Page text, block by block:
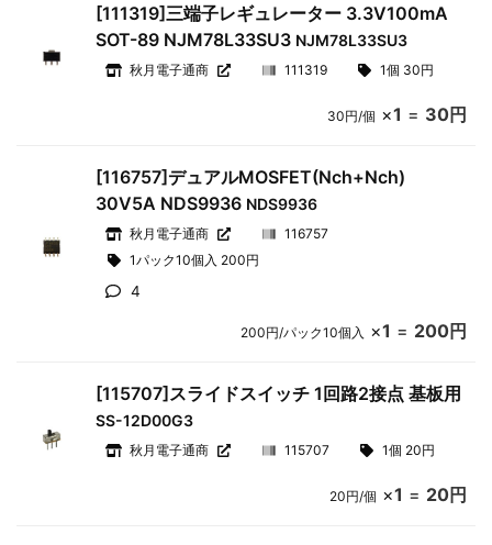
[111319]三端子レギュレーター 3.3V100mA
SOT-89 NJM78L33SU3 NJM78L33SU3
秋月電子通商 111319 1個 30円
30円/個 ×1 = 30円
[116757]デュアルMOSFET(Nch+Nch)
30V5A NDS9936 NDS9936
秋月電子通商
116757
1パック10個入 200円
4
200円/パック10個入 ×1 = 200円
[115707]スライドスイッチ 1回路2接点 基板用
SS-12D00G3
秋月電子通商 115707 1個 20円
20円/個 ×1 = 20円